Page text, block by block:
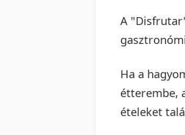
A
Ha a
étterembe,
ételeket